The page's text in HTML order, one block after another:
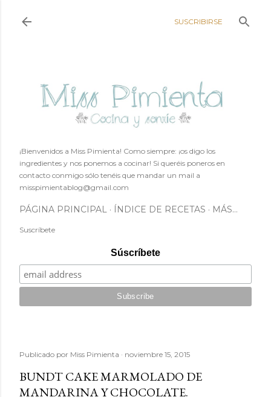
SUSCRIBIRSE
¡Bienvenidos a Miss Pimienta! Como siempre: ¡os digo los
ingredientes y nos ponemos a cocinar! Si queréis poneros en
contacto conmigo sólo tenéis que mandar un mail a
misspimientablog@gmail.com
PÁGINA PRINCIPAL ÍNDICE DE RECETAS MÁS…
Suscríbete
Súscríbete
Publicado por Miss Pimienta noviembre 15, 2015
BUNDT CAKE MARMOLADO DE
MANDARINA Y CHOCOLATE.